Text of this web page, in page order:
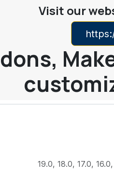
Visit our
19.0, 18.0, 17.0, 16.0,